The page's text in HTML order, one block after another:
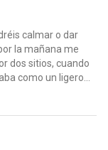
calmar o dar
la mañana me
dos sitios, cuando
como un ligero...